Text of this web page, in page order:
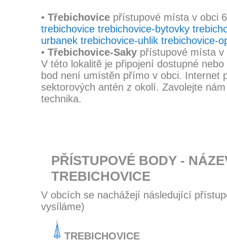
• Třebichovicepřístupové místa v obci
trebichovice trebichovice-bytovky
urbanek trebichovice-uhlik trebichovice-
• Třebichovice-Sakypřístupové místa v
V této lokalitě je připojení dostupné
bod není umístěn přímo v obci. Internet
sektorových antén z okolí. Zavolejte
technika.
PŘÍSTUPOVÉ BODY -
TREBICHOVICE
V obcích se nachážejí následující
vysíláme)
TREBICHOVICE